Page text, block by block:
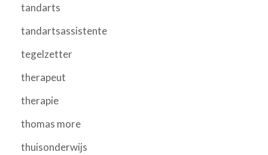
tandarts
tandartsassistente
tegelzetter
therapeut
therapie
thomas more
thuisonderwijs